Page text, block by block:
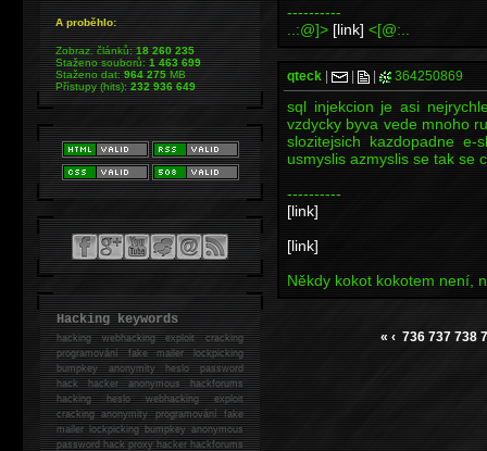
----------
..:@]> [link] <[@:..
qteck 364250869
sql injekcion je asi
vzdycky byva vede mnoho
slozitejsich kazdopadne
usmyslis azmyslis se tak se
----------
[link]
[link]
Někdy kokot kokotem není,
« ‹ 736 737 738
A proběhlo:
Zobraz. článků:18 260 235
Staženo souborů:1 463 699
Staženo dat:964 275MB
Přístupy (hits):232 936 649
Hacking keywords
hackingwebhacking exploit cracking
programování fake mailer lockpicking
bumpkey anonymity heslo password
hackhacker anonymous hackforums
hackingheslo webhacking exploit
cracking anonymity programování fake
mailer lockpicking bumpkey anonymous
password hack proxy hacker hackforums